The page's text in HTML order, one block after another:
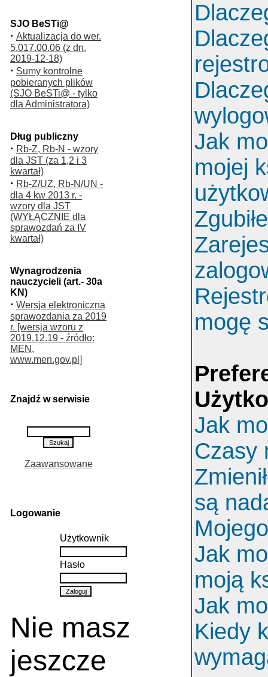
SJO BeSTi@
· Aktualizacja do wer.
5.017.00.06 (z dn.
2019-12-18)
· Sumy kontrolne
pobieranych plików
(SJO BeSTi@ - tylko
dla Administratora)
Dług publiczny
· Rb-Z, Rb-N - wzory
dla JST (za 1,2 i 3
kwartał)
· Rb-Z/UZ, Rb-N/UN -
dla 4 kw 2013 r. -
wzory dla JST
(WYŁĄCZNIE dla
sprawozdań za IV
kwartał)
Wynagrodzenia
nauczycieli (art.- 30a
KN)
· Wersja elektroniczna
sprawozdania za 2019
r. [wersja wzoru z
2019.12.19 - źródło:
MEN,
www.men.gov.pl]
Znajdź w serwisie
Zaawansowane
Logowanie
Użytkownik
Hasło
Nie masz
jeszcze
Jak
mojej
mogę
Jak
Czasy
są
Jak
moją
Jak
Kiedy